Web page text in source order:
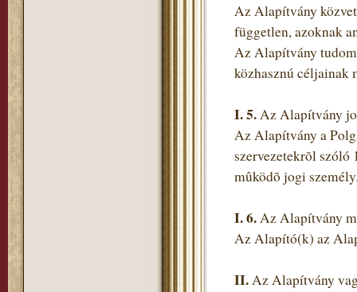
Az Alapítvány
független, azoknak
Az Alapítvány
közhasznú céljainak
I.5.Az Alapítvány
Az Alapítvány a
szervezetekrõl szóló
mûködõ jogi
I.6.Az Alapítvány
Az Alapító(k) az
II.Az Alapítvány